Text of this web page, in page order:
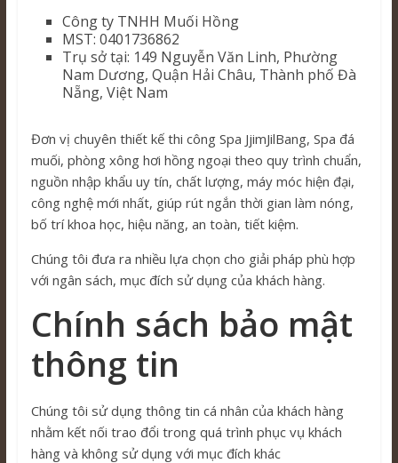
Công ty TNHH Muối Hồng
MST: 0401736862
Trụ sở tại: 149 Nguyễn Văn Linh, Phường
Nam Dương, Quận Hải Châu, Thành phố Đà
Nẵng, Việt Nam
Đơn vị chuyên thiết kế thi công Spa JjimJilBang, Spa đá
muối, phòng xông hơi hồng ngoại theo quy trình chuẩn,
nguồn nhập khẩu uy tín, chất lượng, máy móc hiện đại,
công nghệ mới nhất, giúp rút ngắn thời gian làm nóng,
bố trí khoa học, hiệu năng, an toàn, tiết kiệm.
Chúng tôi đưa ra nhiều lựa chọn cho giải pháp phù hợp
với ngân sách, mục đích sử dụng của khách hàng.
Chính sách bảo mật
thông tin
Chúng tôi sử dụng thông tin cá nhân của khách hàng
nhằm kết nối trao đổi trong quá trình phục vụ khách
hàng và không sử dụng với mục đích khác